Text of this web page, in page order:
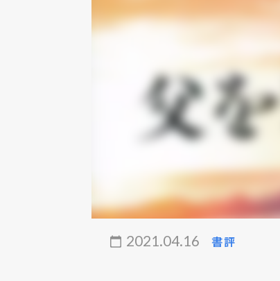
2021.04.16 書評